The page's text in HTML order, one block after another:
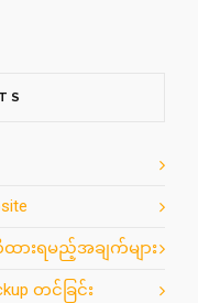
ားရမည့်အချက်များ
တင်ခြင်း